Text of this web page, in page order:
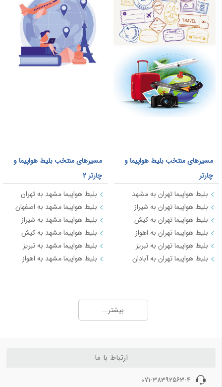
مسیرهای منتخب بلیط هواپیما و
چارتر
بلیط هواپیما تهران به مشهد
بلیط هواپیما تهران به شیراز
بلیط هواپیما تهران به کیش
بلیط هواپیما تهران به اهواز
بلیط هواپیما تهران به تبریز
بلیط هواپیما تهران به آبادان
مسیرهای منتخب بلیط هواپیما و
چارتر 2
بلیط هواپیما مشهد به تهران
بلیط هواپیما مشهد به اصفهان
بلیط هواپیما مشهد به شیراز
بلیط هواپیما مشهد به کیش
بلیط هواپیما مشهد به تبریز
بلیط هواپیما مشهد به اهواز
بلیط هواپیما کیش به تهران
بیشتر...
ارتباط با ما
071-38392563-4